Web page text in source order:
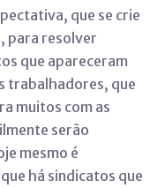
que se crie
para resolver
que apareceram
trabalhadores, que
muitos com as
serão
mesmo é
há sindicatos que